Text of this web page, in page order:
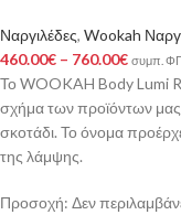
Ναργιλέδες, Wookah
460.00€ – 760.00€ συμπ.
Το WOOKAH Body Lumi
σχήμα των προϊόντων
σκοτάδι. Το όνομα
της λάμψης.
Προσοχή: Δεν